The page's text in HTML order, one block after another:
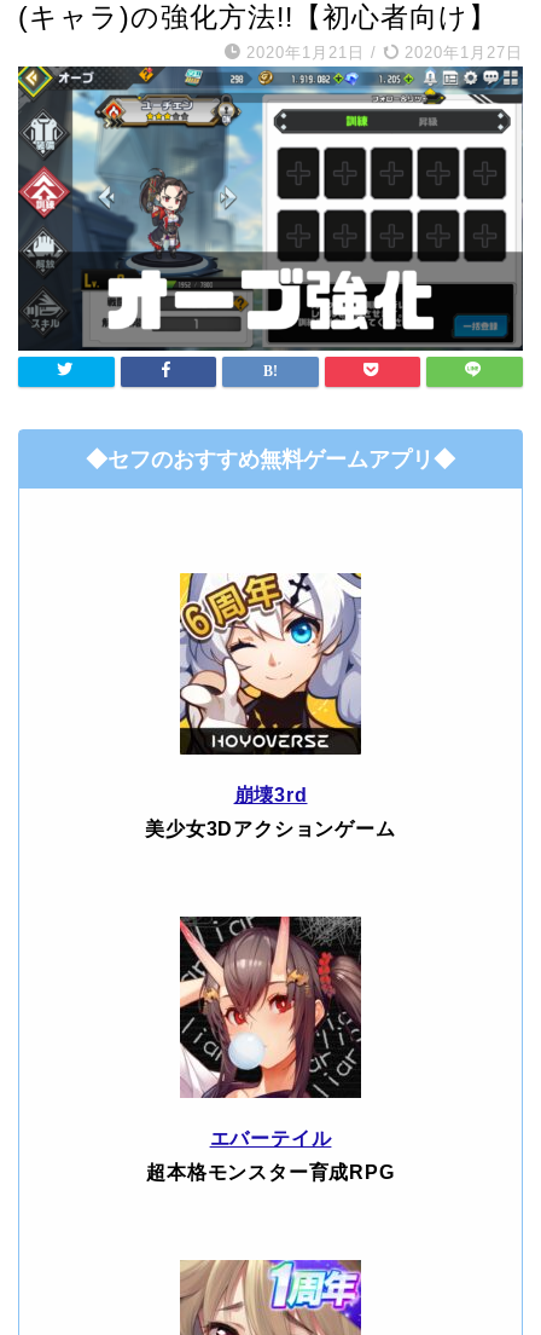
(キャラ)の強化方法!!【初心者向け】
2020年1月21日 / 2020年1月27日
◆セフのおすすめ無料ゲームアプリ◆
崩壊3rd
美少女3Dアクションゲーム
エバーテイル
超本格モンスター育成RPG